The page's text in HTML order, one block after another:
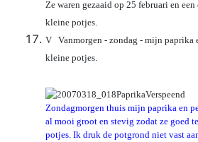
Ze waren gezaaid op 25 februari en
kleine potjes.
V Vanmorgen - zondag - mijn paprika
kleine potjes.
Zondagmorgen thuis mijn paprika en
al mooi groot en stevig zodat ze goed
potjes. Ik druk de potgrond niet vast